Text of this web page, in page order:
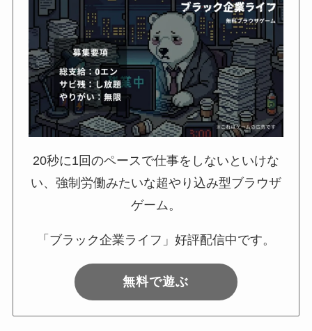
20秒に1回のペースで仕事をしないといけな
い、強制労働みたいな超やり込み型ブラウザ
ゲーム。
「ブラック企業ライフ」好評配信中です。
無料で遊ぶ